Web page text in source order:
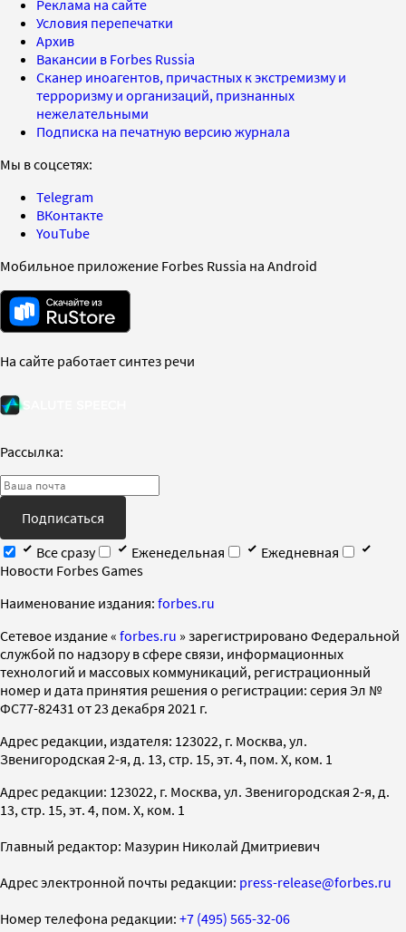
Реклама на сайте
Условия перепечатки
Архив
Вакансии в Forbes Russia
Сканер иноагентов, причастных к экстремизму и
терроризму и организаций, признанных
нежелательными
Подписка на печатную версию журнала
Мы в соцсетях:
Telegram
ВКонтакте
YouTube
Мобильное приложение Forbes Russia на Android
На сайте работает синтез речи
Рассылка:
Подписаться
Все сразу
Еженедельная
Ежедневная
Новости Forbes Games
Наименование издания: forbes.ru
Cетевое издание « forbes.ru » зарегистрировано Федеральной
службой по надзору в сфере связи, информационных
технологий и массовых коммуникаций, регистрационный
номер и дата принятия решения о регистрации: серия Эл №
ФС77-82431 от 23 декабря 2021 г.
Адрес редакции, издателя: 123022, г. Москва, ул.
Звенигородская 2-я, д. 13, стр. 15, эт. 4, пом. X, ком. 1
Адрес редакции: 123022, г. Москва, ул. Звенигородская 2-я, д.
13, стр. 15, эт. 4, пом. X, ком. 1
Главный редактор: Мазурин Николай Дмитриевич
Адрес электронной почты редакции: press-release@forbes.ru
Номер телефона редакции: +7 (495) 565-32-06